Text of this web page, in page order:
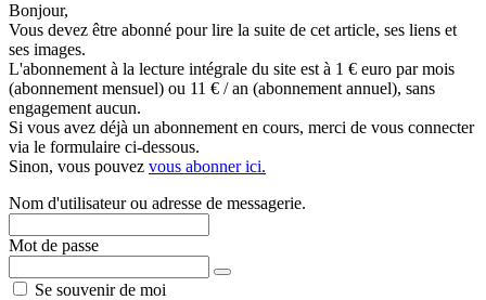
Bonjour,
Vous devez être abonné pour lire la suite de cet article, ses liens et
ses images.
L'abonnement à la lecture intégrale du site est à 1 € euro par mois
(abonnement mensuel) ou 11 € / an (abonnement annuel), sans
engagement aucun.
Si vous avez déjà un abonnement en cours, merci de vous connecter
via le formulaire ci-dessous.
Sinon, vous pouvez vous abonner ici.
Nom d'utilisateur ou adresse de messagerie.
Mot de passe
Se souvenir de moi